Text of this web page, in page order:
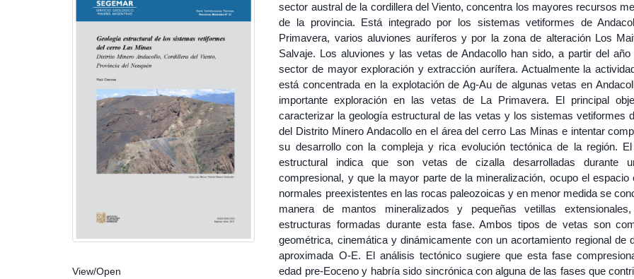
View/Open
sector austral de la cordillera del Viento, concentra los mayores recursos
de la provincia. Está integrado por los sistemas vetiformes de
Primavera, varios aluviones auríferos y por la zona de alteración Los
Salvaje. Los aluviones y las vetas de Andacollo han sido, a partir del año
sector de mayor exploración y extracción aurífera. Actualmente la
está concentrada en la explotación de Ag-Au de algunas vetas en
importante exploración en las vetas de La Primavera. El principal
caracterizar la geología estructural de las vetas y los sistemas vetiformes
del Distrito Minero Andacollo en el área del cerro Las Minas e intentar
su desarrollo con la compleja y rica evolución tectónica de la región. El
estructural indica que son vetas de cizalla desarrolladas durante
compresional, y que la mayor parte de la mineralización, ocupo el espacio
normales preexistentes en las rocas paleozoicas y en menor medida se
manera de mantos mineralizados y pequeñas vetillas
estructuras formadas durante esta fase. Ambos tipos de vetas son
geométrica, cinemática y dinámicamente con un acortamiento regional de
aproximada O-E. El análisis tectónico sugiere que esta fase
edad pre-Eoceno y habría sido sincrónica con alguna de las fases que